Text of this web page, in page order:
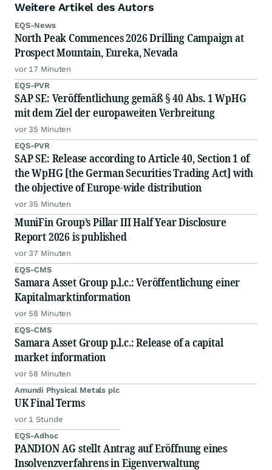
Weitere Artikel des Autors
EQS-News
North Peak Commences 2026 Drilling Campaign at
Prospect Mountain, Eureka, Nevada
vor 17 Minuten
EQS-PVR
SAP SE: Veröffentlichung gemäß § 40 Abs. 1 WpHG
mit dem Ziel der europaweiten Verbreitung
vor 35 Minuten
EQS-PVR
SAP SE: Release according to Article 40, Section 1 of
the WpHG [the German Securities Trading Act] with
the objective of Europe-wide distribution
vor 35 Minuten
MuniFin Group’s Pillar III Half Year Disclosure
Report 2026 is published
vor 37 Minuten
EQS-CMS
Samara Asset Group p.l.c.: Veröffentlichung einer
Kapitalmarktinformation
vor 58 Minuten
EQS-CMS
Samara Asset Group p.l.c.: Release of a capital
market information
vor 58 Minuten
Amundi Physical Metals plc
UK Final Terms
vor 1 Stunde
EQS-Adhoc
PANDION AG stellt Antrag auf Eröffnung eines
Insolvenzverfahrens in Eigenverwaltung